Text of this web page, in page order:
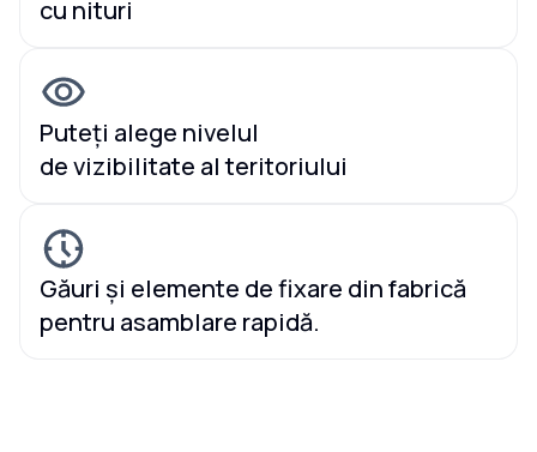
cu nituri
Puteți alege nivelul
de vizibilitate al teritoriului
Găuri și elemente de fixare din fabrică
pentru asamblare rapidă.